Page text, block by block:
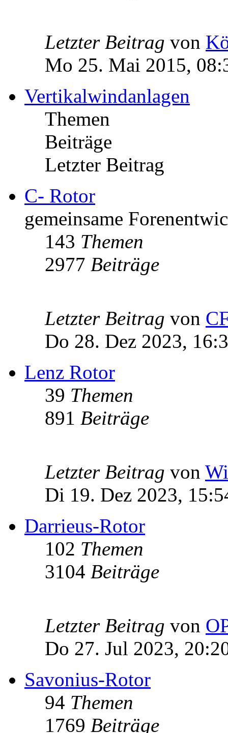
Letzter Beitrag von
Mo 25. Mai 2015,
Vertikalwindanlagen
Themen
Beiträge
Letzter Beitrag
C- Rotor
gemeinsame
143 Themen
2977 Beiträge
Letzter Beitrag von
Do 28. Dez 2023,
Lenz Rotor
39 Themen
891 Beiträge
Letzter Beitrag von
Di 19. Dez 2023,
Darrieus-Rotor
102 Themen
3104 Beiträge
Letzter Beitrag von
Do 27. Jul 2023,
Savonius-Rotor
94 Themen
1769 Beiträge